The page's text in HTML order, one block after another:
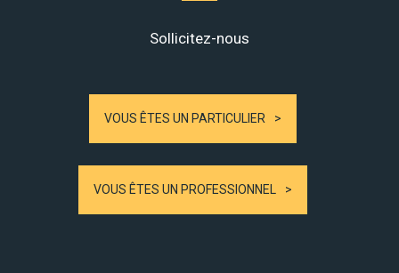
Sollicitez-nous
VOUS ÊTES UN PARTICULIER
VOUS ÊTES UN PROFESSIONNEL